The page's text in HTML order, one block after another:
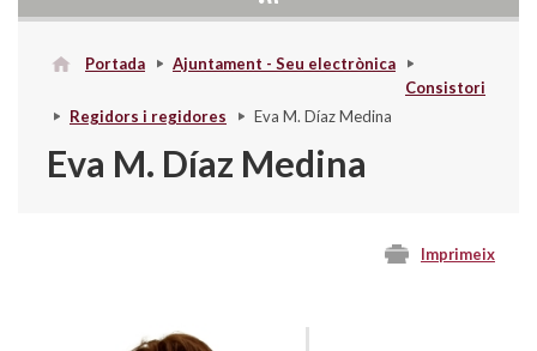
Portada
Ajuntament - Seu electrònica
Consistori
Regidors i regidores
Eva M. Díaz Medina
Eva M. Díaz Medina
Imprimeix